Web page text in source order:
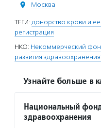
Москва
ТЕГИ: донорство крови и
регистрация
НКО: Некоммерческий
развития
Узнайте больше в
Национальный
здравоохранения